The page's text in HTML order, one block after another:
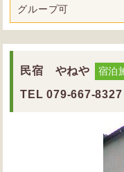
グループ可
民宿 やねや 宿泊
TEL 079-667-8327